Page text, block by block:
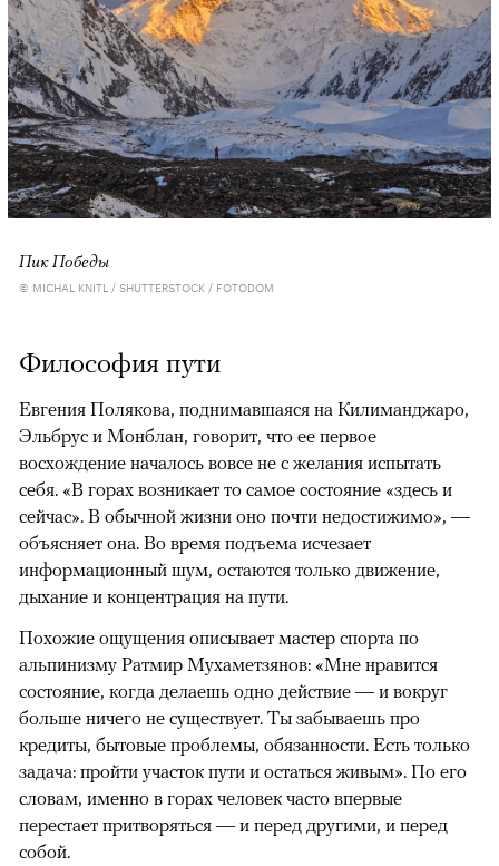
Пик Победы
© MICHAL KNITL / SHUTTERSTOCK / FOTODOM
Философия пути
Евгения Полякова, поднимавшаяся на Килиманджаро,
Эльбрус и Монблан, говорит, что ее первое
восхождение началось вовсе не с желания испытать
себя. «В горах возникает то самое состояние «здесь и
сейчас». В обычной жизни оно почти недостижимо», —
объясняет она. Во время подъема исчезает
информационный шум, остаются только движение,
дыхание и концентрация на пути.
Похожие ощущения описывает мастер спорта по
альпинизму Ратмир Мухаметзянов: «Мне нравится
состояние, когда делаешь одно действие — и вокруг
больше ничего не существует. Ты забываешь про
кредиты, бытовые проблемы, обязанности. Есть только
задача: пройти участок пути и остаться живым». По его
словам, именно в горах человек часто впервые
перестает притворяться — и перед другими, и перед
собой.